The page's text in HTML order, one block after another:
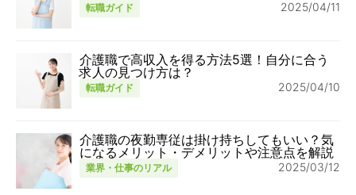
転職ガイド 2025/04/11
介護職で高収入を得る方法5選！自分に合う
求人の見つけ方は？
転職ガイド 2025/04/10
介護職の夜勤専従は掛け持ちしてもいい？気
になるメリット・デメリットや注意点を解説
業界・仕事のリアル 2025/03/12